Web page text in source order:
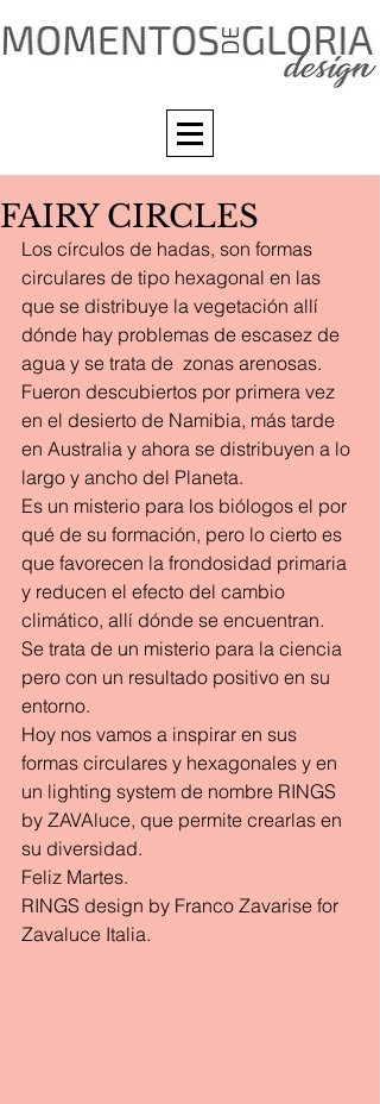
FAIRY CIRCLES
Los círculos de hadas, son formas
circulares de tipo hexagonal en las
que se distribuye la vegetación allí
dónde hay problemas de escasez de
agua y se trata de  zonas arenosas.
Fueron descubiertos por primera vez
en el desierto de Namibia, más tarde
en Australia y ahora se distribuyen a lo
largo y ancho del Planeta.
Es un misterio para los biólogos el por
qué de su formación, pero lo cierto es
que favorecen la frondosidad primaria
y reducen el efecto del cambio
climático, allí dónde se encuentran.
Se trata de un misterio para la ciencia
pero con un resultado positivo en su
entorno.
Hoy nos vamos a inspirar en sus
formas circulares y hexagonales y en
un lighting system de nombre RINGS
by ZAVAluce, que permite crearlas en
su diversidad.
Feliz Martes.
RINGS design by Franco Zavarise for
Zavaluce Italia.